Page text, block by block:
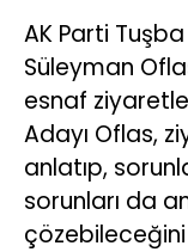
GÜNDEM
EKONOMİ
SİYASET
SAĞLIK
SPOR
AK Parti
Süleyman
esnaf
Adayı Oflas,
anlatıp,
sorunları da